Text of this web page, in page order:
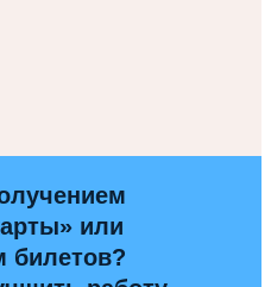
или
билетов?